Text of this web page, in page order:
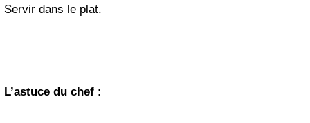
Servir dans le plat.
L’astuce du chef :